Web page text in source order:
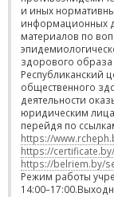
и иных
информационных
материалов по
здорового
Республиканский
общественного
деятельности
юридическим
перейдя по
https://
https://certificate.by/
https://belriem.by/
Режим работы